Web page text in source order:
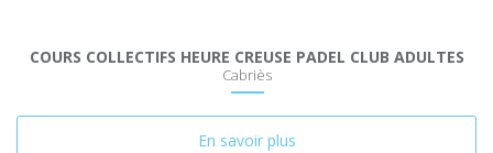
COURS COLLECTIFS HEURE CREUSE PADEL CLUB ADULTES
Cabriès
En savoir plus